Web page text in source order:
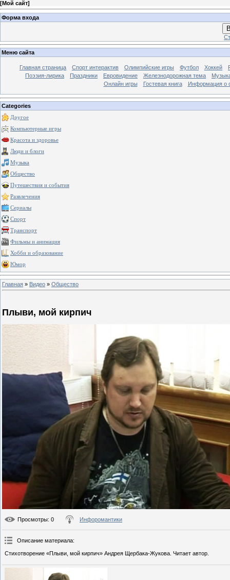
[Мой сайт]
Форма входа
Меню сайта
Главная страница Спорт интерактив Олимпийские игры Футбол Хоккей
Поэзия-лирика
Праздники Евровидение Железнодорожная тема
Онлайн игры
Гостевая книга Информация о
Categories
Другое
Компьютерные игры
Красота и здоровье
Люди и блоги
Музыка
Общество
Путешествия и события
Развлечения
Сериалы
Спорт
Транспорт
Фильмы и анимация
Хобби и образование
Юмор
Главная » Видео » Общество
Плыви, мой кирпич
Просмотры: 0 Инфоромантики
Описание материала:
Стихотворение «Плыви, мой кирпич» Андрея Щербака-Жукова. Читает автор.